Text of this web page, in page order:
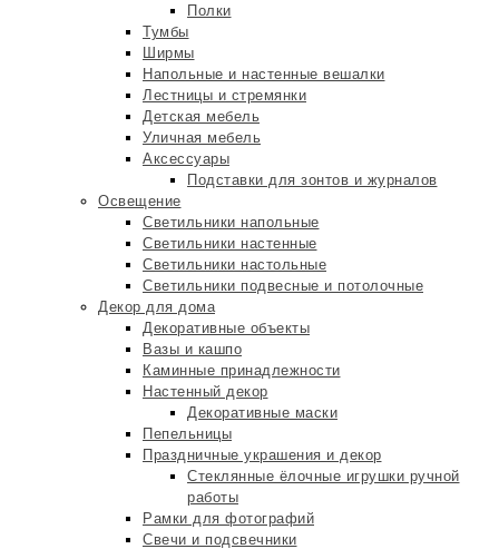
Полки
Тумбы
Ширмы
Напольные и настенные вешалки
Лестницы и стремянки
Детская мебель
Уличная мебель
Аксессуары
Подставки для зонтов и журналов
Освещение
Светильники напольные
Светильники настенные
Светильники настольные
Светильники подвесные и потолочные
Декор для дома
Декоративные объекты
Вазы и кашпо
Каминные принадлежности
Настенный декор
Декоративные маски
Пепельницы
Праздничные украшения и декор
Стеклянные ёлочные игрушки ручной
работы
Рамки для фотографий
Свечи и подсвечники